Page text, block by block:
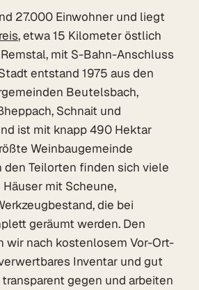
27.000 Einwohner und liegt
, etwa 15 Kilometer östlich
mit S-Bahn-Anschluss
entstand 1975 aus den
Beutelsbach,
Schnait und
ist mit knapp 490 Hektar
Weinbaugemeinde
den Teilorten finden sich viele
mit Scheune,
die bei
geräumt werden. Den
wir nach kostenlosem Vor-Ort-
Inventar und gut
gegen und arbeiten